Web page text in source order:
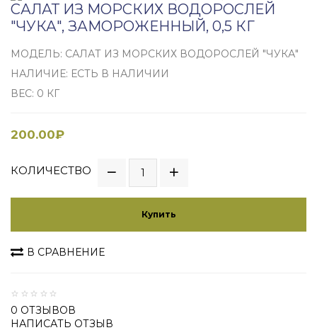
САЛАТ ИЗ МОРСКИХ ВОДОРОСЛЕЙ
"ЧУКА", ЗАМОРОЖЕННЫЙ, 0,5 КГ
МОДЕЛЬ: САЛАТ ИЗ МОРСКИХ ВОДОРОСЛЕЙ "ЧУКА"
НАЛИЧИЕ: ЕСТЬ В НАЛИЧИИ
ВЕС: 0 КГ
200.00₽
КОЛИЧЕСТВО
Купить
В СРАВНЕНИЕ
0 ОТЗЫВОВ
НАПИСАТЬ ОТЗЫВ